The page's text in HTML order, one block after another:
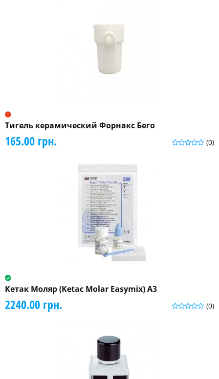
Тигель керамический Форнакс Бего
(0)
165.00 грн.
Кетак Моляр (Ketac Molar Easymix) A3
(0)
2240.00 грн.